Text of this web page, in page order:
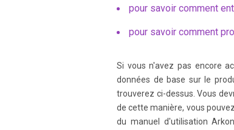
pour savoir comment
pour savoir comment
Si vous n'avez pas encore
données de base sur le
trouverez ci-dessus. Vous
de cette manière, vous
du manuel d'utilisation